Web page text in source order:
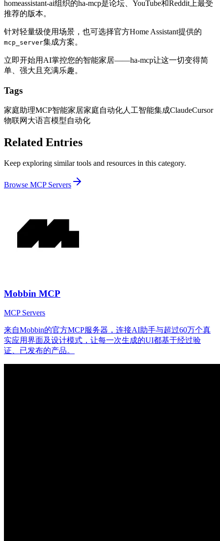
homeassistant-ai组织的ha-mcp是论坛、YouTube和Reddit上最受
推荐的版本。
针对轻量级使用场景，也可选择官方Home Assistant提供的
mcp_server集成方案。
立即开始用AI掌控您的智能家居——ha-mcp让这一切变得简
单、强大且充满乐趣。
Tags
家庭助理MCP智能家居家庭自动化人工智能集成ClaudeCursor
物联网 大语言模型自动化
Related Entries
Keep exploring similar tools and resources in this category.
Browse MCP Servers
Mobbin MCP
MCP Servers
来自Mobbin的官方MCP服务器，连接AI助手与超过60万个真
实应用界面及设计模式，让每一次生成的UI都基于经过验
证、已发布的产品。